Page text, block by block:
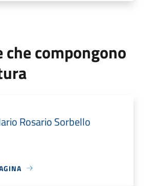
che compongono
Rosario Sorbello